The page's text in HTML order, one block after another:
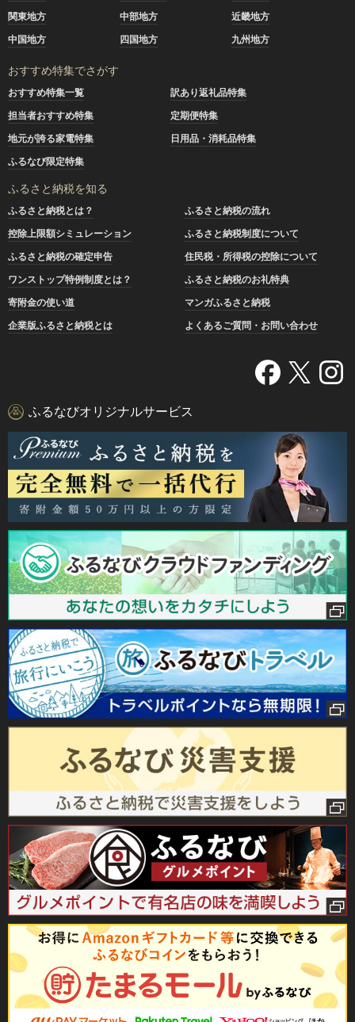
関東地方
中部地方
近畿地方
中国地方
四国地方 九州地方
おすすめ特集でさがす
おすすめ特集一覧
訳あり返礼品特集
担当者おすすめ特集
定期便特集
地元が誇る家電特集
日用品・消耗品特集
ふるなび限定特集
ふるさと納税を知る
ふるさと納税とは？
ふるさと納税の流れ
控除上限額シミュレーション
ふるさと納税制度について
ふるさと納税の確定申告
住民税・所得税の控除について
ワンストップ特例制度とは？
ふるさと納税のお礼特典
寄附金の使い道
マンガふるさと納税
企業版ふるさと納税とは
よくあるご質問・お問い合わせ
ふるなびオリジナルサービス